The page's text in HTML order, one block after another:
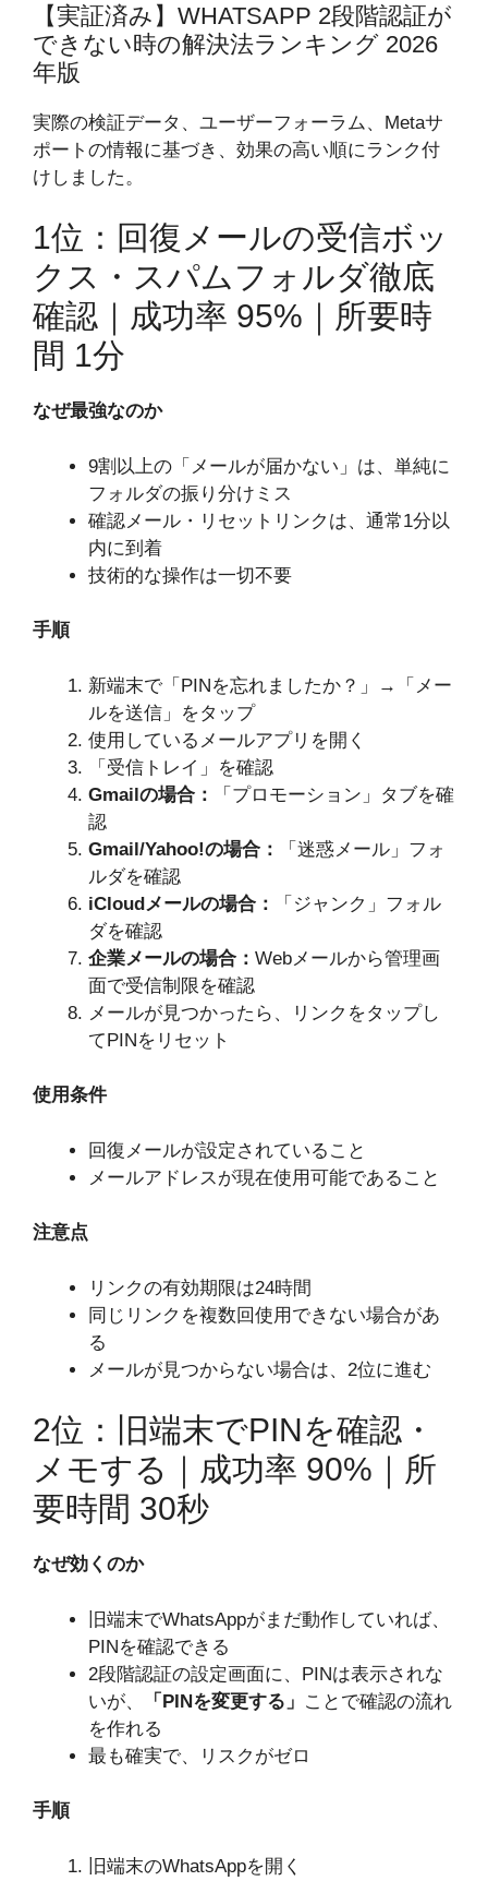
【実証済み】WHATSAPP 2段階認証が
できない時の解決法ランキング 2026
年版
実際の検証データ、ユーザーフォーラム、Metaサ
ポートの情報に基づき、効果の高い順にランク付
けしました。
1位：回復メールの受信ボッ
クス・スパムフォルダ徹底
確認｜成功率 95%｜所要時
間 1分
なぜ最強なのか
9割以上の「メールが届かない」は、単純に
フォルダの振り分けミス
確認メール・リセットリンクは、通常1分以
内に到着
技術的な操作は一切不要
手順
新端末で「PINを忘れましたか？」→「メー
ルを送信」をタップ
使用しているメールアプリを開く
「受信トレイ」を確認
Gmailの場合：
「プロモーション」タブを確
認
Gmail/Yahoo!の場合：
「迷惑メール」フォ
ルダを確認
iCloudメールの場合：
「ジャンク」フォル
ダを確認
企業メールの場合： Webメールから管理画
面で受信制限を確認
メールが見つかったら、リンクをタップし
てPINをリセット
使用条件
回復メールが設定されていること
メールアドレスが現在使用可能であること
注意点
リンクの有効期限は24時間
同じリンクを複数回使用できない場合があ
る
メールが見つからない場合は、2位に進む
2位：旧端末でPINを確認・
メモする｜成功率 90%｜所
要時間 30秒
なぜ効くのか
旧端末でWhatsAppがまだ動作していれば、
PINを確認できる
2段階認証の設定画面に、PINは表示されな
いが、
「PINを変更する」 ことで確認の流れ
を作れる
最も確実で、リスクがゼロ
手順
旧端末のWhatsAppを開く